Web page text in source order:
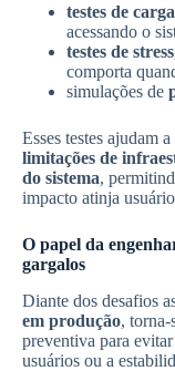
testes de carga
acessando o
testes de stress
comporta
simulações de
Esses testes ajudam
limitações de
do sistema,
impacto atinja
O papel da
gargalos
Diante dos desafios
em produção, torna-
preventiva para
usuários ou a